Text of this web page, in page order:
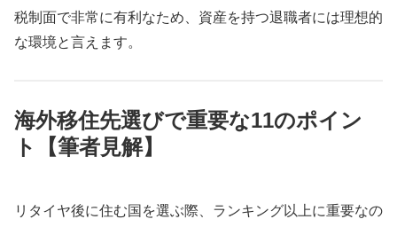
税制面で非常に有利なため、資産を持つ退職者には理想的
な環境と言えます。
海外移住先選びで重要な11のポイン
ト【筆者見解】
リタイヤ後に住む国を選ぶ際、ランキング以上に重要なの